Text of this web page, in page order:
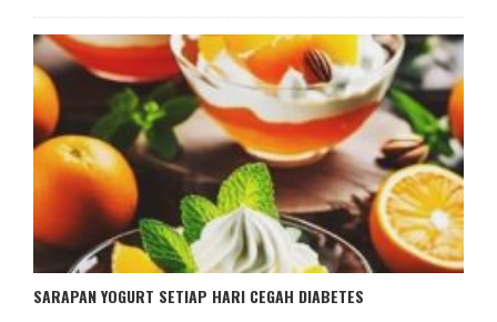
SARAPAN YOGURT SETIAP HARI CEGAH DIABETES